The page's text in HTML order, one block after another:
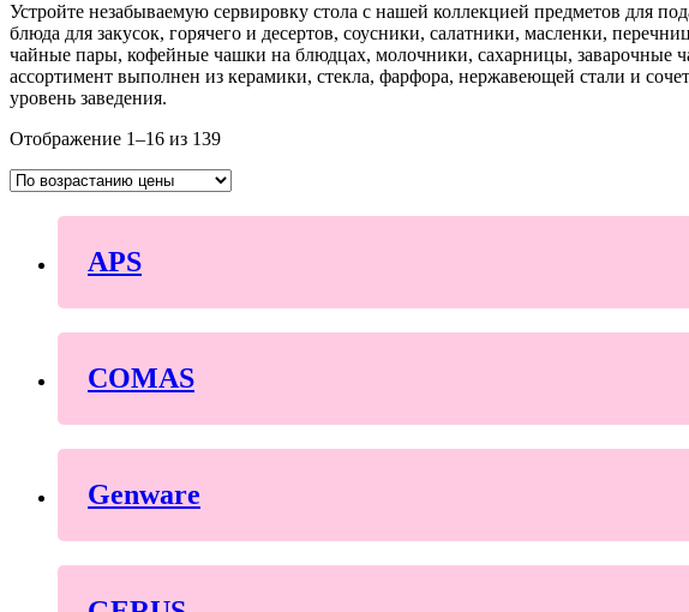
Устройте незабываемую сервировку стола с нашей коллекцией предметов для
блюда для закусок, горячего и десертов, соусники, салатники, масленки,
чайные пары, кофейные чашки на блюдцах, молочники, сахарницы, заварочные
ассортимент выполнен из керамики, стекла, фарфора, нержавеющей стали и
уровень заведения.
Отображение 1–16 из 139
APS
COMAS
Genware